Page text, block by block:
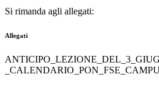
Si rimanda agli allegati:
Allegati